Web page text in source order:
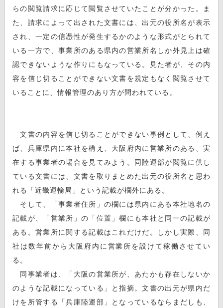
らの閲覧請求に応じて閲覧させていたことが分かった。ま
た、請求によって出された文書には、出元の役所名が表示
され、一定の信憑性が発生するかのような形式がとられて
いる一方で、事業所のある県内の営業所名しか外見上は確
認できないような作りにもなっている。見た者が、その内
容を信じ切ることができない文書を規定もなく閲覧させて
いることに、情報管理のあり方が問われている。
文書の内容を信じ切ることができない事例として、例え
ば、兵庫県内に本社を構え、大阪府内に営業所のある、実
在する事業者の場合を見てみよう。同陸運部が閲覧に供し
ている文書には、文書を取りまとめた出元の役所名と思わ
れる「近畿運輸局」という記載が欄外にある。
そして、「事業者住所」の欄には県内にある本社地名の
記載が、「営業所」の「位置」欄にも本社と同一の記載が
ある。営業所に関する記載はこれだけだ。しかし実際、同
社は数年前から大阪府内に営業所を設けて稼働させてい
る。
同事業者は、「大阪の営業所が、あたかも存在しないか
のような記載になっている」と指摘。文書の出元が県内だ
けを所管する「兵庫陸運部」となっているならまだしも、